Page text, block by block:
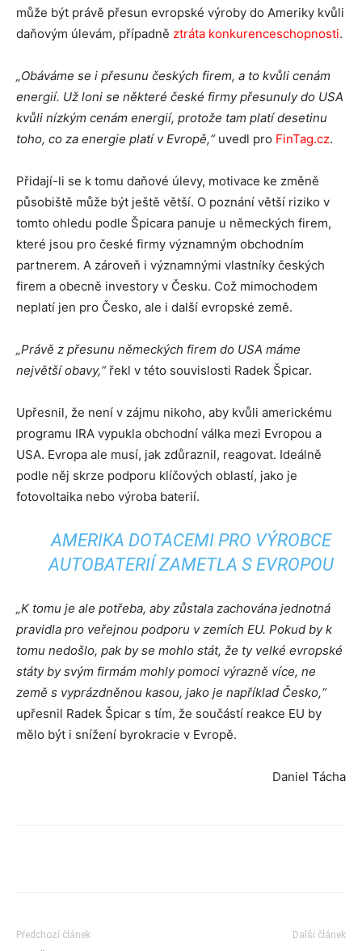
může být právě přesun evropské výroby do Ameriky kvůli
daňovým úlevám, případně ztráta konkurenceschopnosti.
„Obáváme se i přesunu českých firem, a to kvůli cenám
energií. Už loni se některé české firmy přesunuly do USA
kvůli nízkým cenám energií, protože tam platí desetinu
toho, co za energie platí v Evropě,“uvedl pro FinTag.cz.
Přidají-li se k tomu daňové úlevy, motivace ke změně
působiště může být ještě větší. O poznání větší riziko v
tomto ohledu podle Špicara panuje u německých firem,
které jsou pro české firmy významným obchodním
partnerem. A zároveň i významnými vlastníky českých
firem a obecně investory v Česku. Což mimochodem
neplatí jen pro Česko, ale i další evropské země.
„Právě z přesunu německých firem do USA máme
největší obavy,“řekl v této souvislosti Radek Špicar.
Upřesnil, že není v zájmu nikoho, aby kvůli americkému
programu IRA vypukla obchodní válka mezi Evropou a
USA. Evropa ale musí, jak zdůraznil, reagovat. Ideálně
podle něj skrze podporu klíčových oblastí, jako je
fotovoltaika nebo výroba baterií.
AMERIKA DOTACEMI PRO VÝROBCE
AUTOBATERIÍ ZAMETLA S EVROPOU
„K tomu je ale potřeba, aby zůstala zachována jednotná
pravidla pro veřejnou podporu v zemích EU. Pokud by k
tomu nedošlo, pak by se mohlo stát, že ty velké evropské
státy by svým firmám mohly pomoci výrazně více, ne
země s vyprázdněnou kasou, jako je například Česko,“
upřesnil Radek Špicar s tím, že součástí reakce EU by
mělo být i snížení byrokracie v Evropě.
Daniel Tácha
Předchozí článek Další článek